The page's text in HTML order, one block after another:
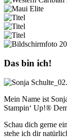
Das bin ich!
Mein Name ist
Stampin‘ Up!®
Schau dich gerne
stehe ich dir